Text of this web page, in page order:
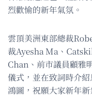
烈歡愉的新年氣氛。
雲頂美洲東部總裁
裁Ayesha Ma、
Chan、前市議員顧雅
儀式，並在致詞時介
鴻圖，祝願大家新年